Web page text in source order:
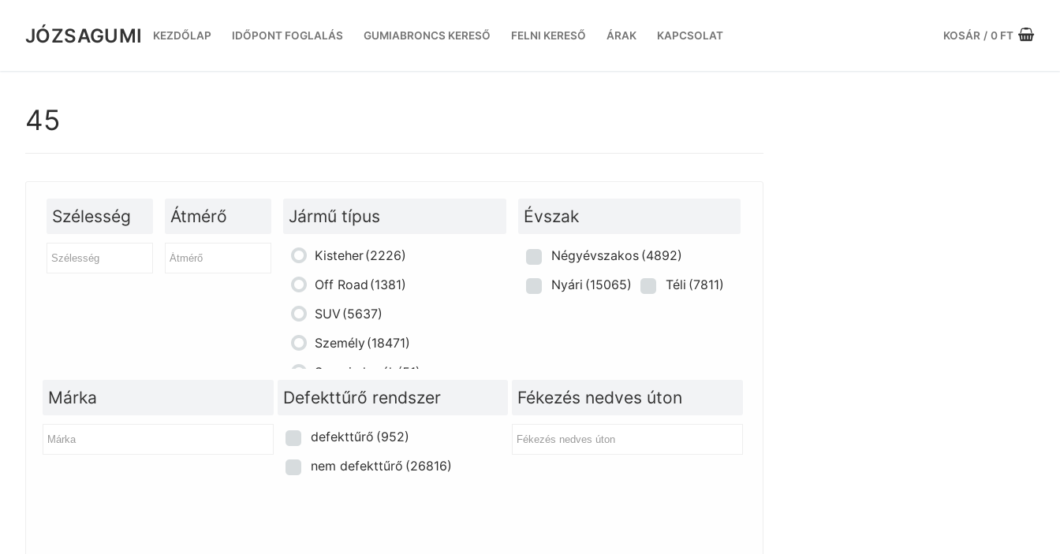
tartalomra
JÓZSAGUMI KEZDŐLAP IDŐPONT FOGLALÁS GUMIABRONCS KERESŐ FELNI KERESŐ ÁRAK KAPCSOLAT KOSÁR / 0 FT
45
Szélesség Átmérő Jármű típus
Kisteher(2226)
Off Road (1381)
SUV(5637)
Személy(18471)
Szerviz kerék (51)
Évszak
Négyévszakos (4892)
Nyári (15065) Téli (7811)
Márka Defekttűrő rendszer
defekttűrő (952)
nem defekttűrő (26816)
Fékezés nedves úton